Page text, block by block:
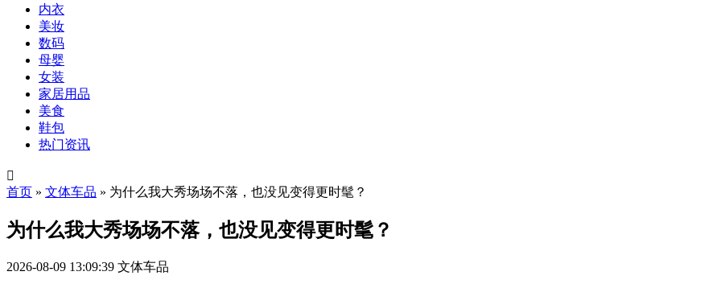
内衣
美妆
数码
母婴
女装
家居用品
美食
鞋包
热门资讯

首页 » 文体车品 » 为什么我大秀场场不落，也没见变得更时髦？
为什么我大秀场场不落，也没见变得更时髦？
2026-08-09 13:09:39 文体车品